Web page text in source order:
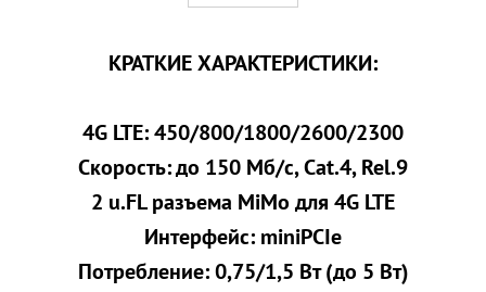
КРАТКИЕ ХАРАКТЕРИСТИКИ:
4G LTE: 450/800/1800/2600/2300
Скорость: до 150 Мб/c, Cat.4, Rel.9
2 u.FL разъема MiMo для 4G LTE
Интерфейс: miniPCIe
Потребление: 0,75/1,5 Вт (до 5 Вт)